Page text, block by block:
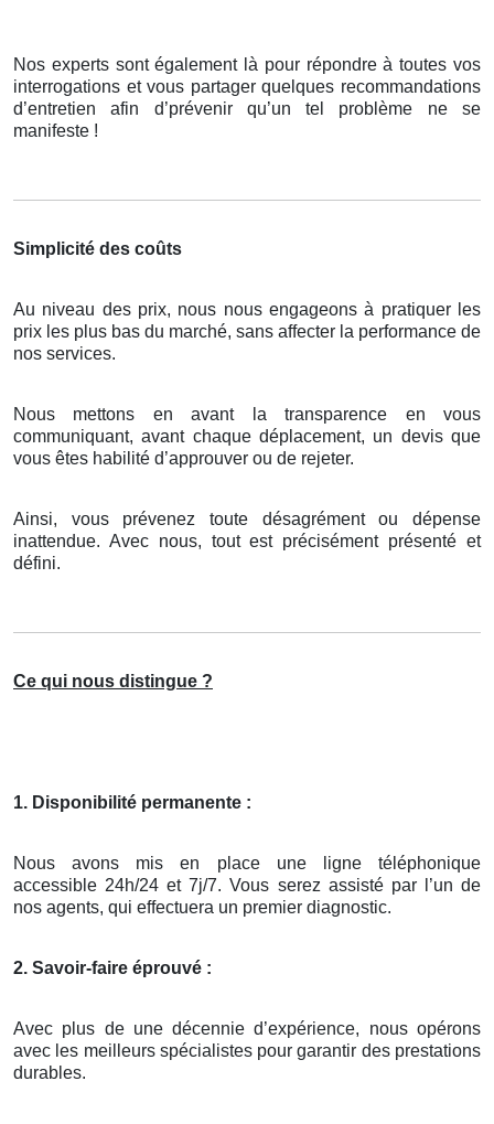
Nos experts sont également là pour répondre à toutes vos
interrogations et vous partager quelques recommandations
d’entretien afin d’prévenir qu’un tel problème ne se
manifeste !
Simplicité des coûts
Au niveau des prix, nous nous engageons à pratiquer les
prix les plus bas du marché, sans affecter la performance de
nos services.
Nous mettons en avant la transparence en vous
communiquant, avant chaque déplacement, un devis que
vous êtes habilité d’approuver ou de rejeter.
Ainsi, vous prévenez toute désagrément ou dépense
inattendue. Avec nous, tout est précisément présenté et
défini.
Ce qui nous distingue ?
1. Disponibilité permanente :
Nous avons mis en place une ligne téléphonique
accessible 24h/24 et 7j/7. Vous serez assisté par l’un de
nos agents, qui effectuera un premier diagnostic.
2. Savoir-faire éprouvé :
Avec plus de une décennie d’expérience, nous opérons
avec les meilleurs spécialistes pour garantir des prestations
durables.